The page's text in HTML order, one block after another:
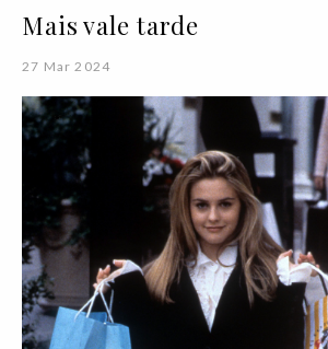
Mais vale tarde
27 Mar 2024